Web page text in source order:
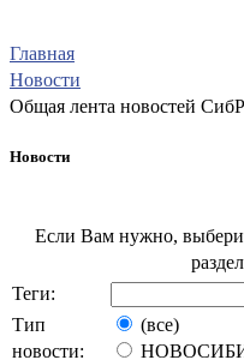
Главная
Новости
Общая лента новостей
Новости
Если Вам нужно,
Теги:
Тип
новости:
(все)